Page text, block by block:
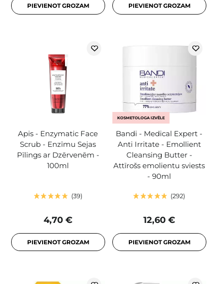
PIEVIENOT GROZAM PIEVIENOT GROZAM
Apis - Enzymatic Face
Scrub - Enzīmu Sejas
Pīlings ar Dzērvenēm -
100ml
39
4,70 €
PIEVIENOT GROZAM
KOSMETOLOGA IZVĒLE
Bandi - Medical Expert -
Anti Irritate - Emollient
Cleansing Butter -
Attīrošs emolientu sviests
- 90ml
292
12,60 €
PIEVIENOT GROZAM